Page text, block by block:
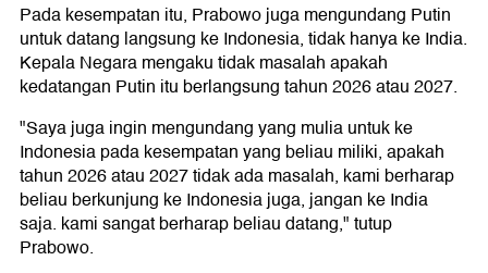
Pada kesempatan itu, Prabowo juga mengundang Putin
untuk datang langsung ke Indonesia, tidak hanya ke India.
Kepala Negara mengaku tidak masalah apakah
kedatangan Putin itu berlangsung tahun 2026 atau 2027.
"Saya juga ingin mengundang yang mulia untuk ke
Indonesia pada kesempatan yang beliau miliki, apakah
tahun 2026 atau 2027 tidak ada masalah, kami berharap
beliau berkunjung ke Indonesia juga, jangan ke India
saja. kami sangat berharap beliau datang," tutup
Prabowo.